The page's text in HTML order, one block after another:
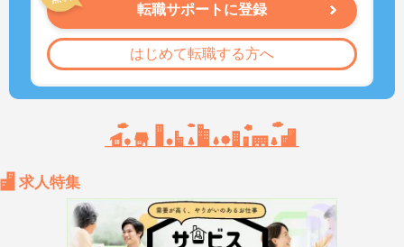
転職サポートに登録
はじめて転職する方へ
求人特集